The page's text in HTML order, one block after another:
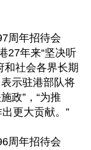
周年招待会
27年来“坚决听
和社会各界长期
示驻港部队将
政”，“为推
更大贡献。”
周年招待会